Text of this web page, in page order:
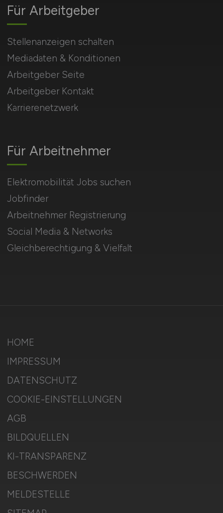
Für Arbeitnehmer
Elektromobilität Jobs suchen
Jobfinder
Arbeitnehmer Registrierung
Social Media & Networks
Gleichberechtigung & Vielfalt
Für Arbeitgeber
Stellenanzeigen schalten
Mediadaten & Konditionen
Arbeitgeber Seite
Arbeitgeber Kontakt
Karrierenetzwerk
HOME
IMPRESSUM
DATENSCHUTZ
COOKIE-EINSTELLUNGEN
AGB
BILDQUELLEN
KI-TRANSPARENZ
BESCHWERDEN
MELDESTELLE